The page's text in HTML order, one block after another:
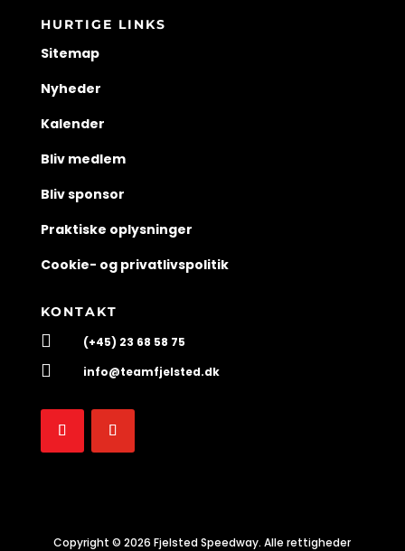
HURTIGE LINKS
Sitemap
Nyheder
Kalender
Bliv medlem
Bliv sponsor
Praktiske oplysninger
Cookie- og privatlivspolitik
KONTAKT
 (+45) 23 68 58 75
 info@teamfjelsted.dk
Copyright © 2026 Fjelsted Speedway. Alle rettigheder